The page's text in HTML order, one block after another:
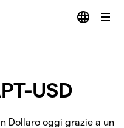
USD
Dollaro oggi grazie a un